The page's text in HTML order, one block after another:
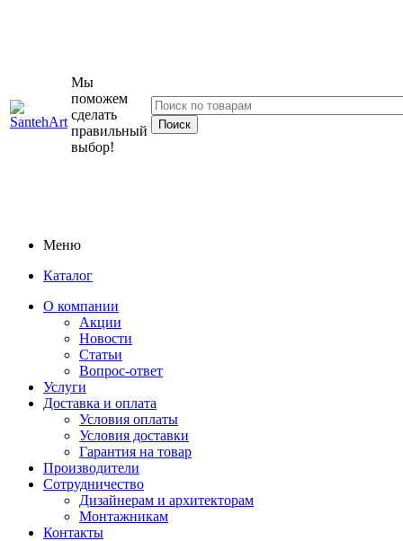
Мы
поможем
сделать
правильный
выбор!
Меню
Каталог
О компании
Акции
Новости
Статьи
Вопрос-ответ
Услуги
Доставка и оплата
Условия оплаты
Условия доставки
Гарантия на товар
Производители
Сотрудничество
Дизайнерам и архитекторам
Монтажникам
Контакты